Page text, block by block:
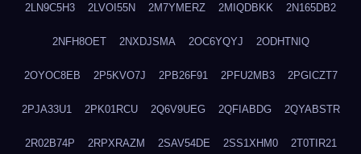
2LN9C5H3 2LVOI55N 2M7YMERZ 2MIQDBKK 2N165DB2
2NFH8OET 2NXDJSMA 2OC6YQYJ 2ODHTNIQ
2OYOC8EB 2P5KVO7J 2PB26F91 2PFU2MB3 2PGICZT7
2PJA33U1 2PK01RCU 2Q6V9UEG 2QFIABDG 2QYABSTR
2R02B74P 2RPXRAZM 2SAV54DE 2SS1XHM0 2T0TIR21